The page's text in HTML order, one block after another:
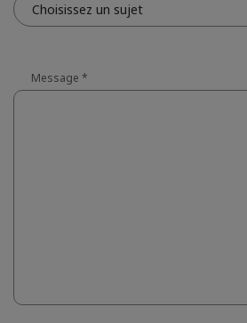
Choisissez un sujet
Message *